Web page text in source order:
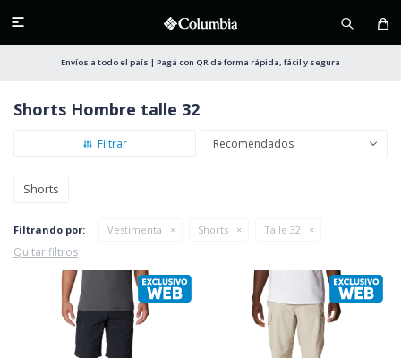

Envíos a todo el país | Pagá con QR de forma rápida, fácil y segura
Shorts Hombre talle 32
Recomendados
Shorts
Filtrando por: Vestimenta Shorts Talle 32
Quitar filtros